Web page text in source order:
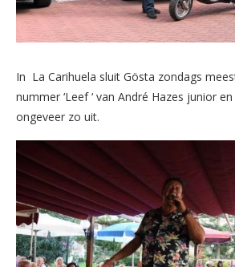
In La Carihuela sluit Gösta zondags
nummer ‘Leef ‘ van André Hazes junior
ongeveer zo uit.